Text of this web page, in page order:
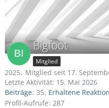
Bigfoot
Mitglied
2025
Mitglied seit 17.
Letzte Aktivität: 15. Mai 2026
Beiträge 35 Erhaltene
Profil-Aufrufe 287